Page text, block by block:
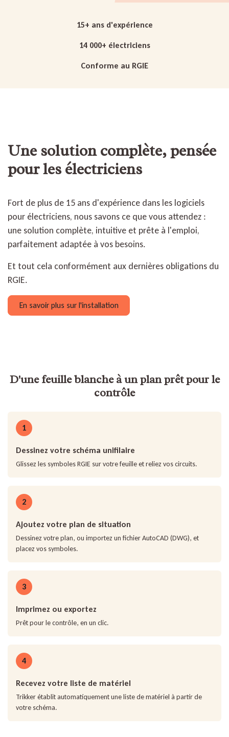
15+ ans d'expérience
14 000+ électriciens
Conforme au RGIE
Une solution complète, pensée
pour les électriciens
Fort de plus de 15 ans d'expérience dans les logiciels
pour électriciens, nous savons ce que vous attendez :
une solution complète, intuitive et prête à l'emploi,
parfaitement adaptée à vos besoins.
Et tout cela conformément aux dernières obligations du
RGIE.
En savoir plus sur l'installation
D'une feuille blanche à un plan prêt pour le
contrôle
1
Dessinez votre schéma unifilaire
Glissez les symboles RGIE sur votre feuille et reliez vos circuits.
2
Ajoutez votre plan de situation
Dessinez votre plan, ou importez un fichier AutoCAD (DWG), et
placez vos symboles.
3
Imprimez ou exportez
Prêt pour le contrôle, en un clic.
4
Recevez votre liste de matériel
Trikker établit automatiquement une liste de matériel à partir de
votre schéma.